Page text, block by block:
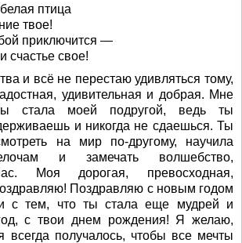
птица
твое!
приключится —
счастье свое!
и всё не перестаю удивляться тому,
удивительная и добрая. Мне
стала моей подругой, ведь ты
и никогда не сдаешься. Ты
на мир по-другому, научила
и замечать волшебство,
Моя дорогая, превосходная,
Поздравляю с новым годом
с тем, что ты стала еще мудрей и
с твои днем рождения! Я желаю,
всегда получалось, чтобы все мечты